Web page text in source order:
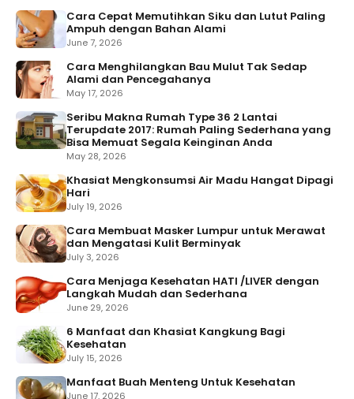
Cara Cepat Memutihkan Siku dan Lutut Paling
Ampuh dengan Bahan Alami
June 7, 2026
Cara Menghilangkan Bau Mulut Tak Sedap
Alami dan Pencegahanya
May 17, 2026
Seribu Makna Rumah Type 36 2 Lantai
Terupdate 2017: Rumah Paling Sederhana yang
Bisa Memuat Segala Keinginan Anda
May 28, 2026
Khasiat Mengkonsumsi Air Madu Hangat Dipagi
Hari
July 19, 2026
Cara Membuat Masker Lumpur untuk Merawat
dan Mengatasi Kulit Berminyak
July 3, 2026
Cara Menjaga Kesehatan HATI /LIVER dengan
Langkah Mudah dan Sederhana
June 29, 2026
6 Manfaat dan Khasiat Kangkung Bagi
Kesehatan
July 15, 2026
Manfaat Buah Menteng Untuk Kesehatan
June 17, 2026